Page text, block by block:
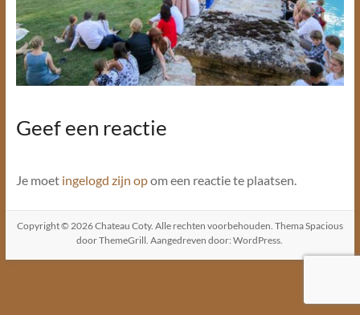
Geef een reactie
Je moet ingelogd zijn opom een reactie te plaatsen.
Copyright © 2026Chateau Coty. Alle rechten voorbehouden. ThemaSpacious
door ThemeGrill. Aangedreven door:WordPress.